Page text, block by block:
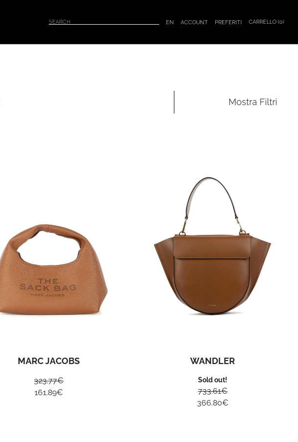
EN ACCOUNT PREFERITI CARRELLO (0)
Mostra Filtri
MARC JACOBS
323.77€
161.89€
WANDLER
Sold out!
733.61€
366.80€